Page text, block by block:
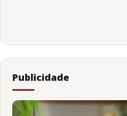
Publicidade